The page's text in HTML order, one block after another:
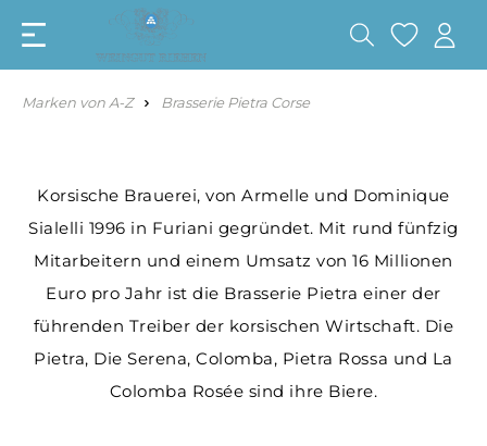
Marken von A-Z Brasserie Pietra Corse
Korsische Brauerei, von Armelle und Dominique
Sialelli 1996 in Furiani gegründet. Mit rund fünfzig
Mitarbeitern und einem Umsatz von 16 Millionen
Euro pro Jahr ist die Brasserie Pietra einer der
führenden Treiber der korsischen Wirtschaft. Die
Pietra, Die Serena, Colomba, Pietra Rossa und La
Colomba Rosée sind ihre Biere.